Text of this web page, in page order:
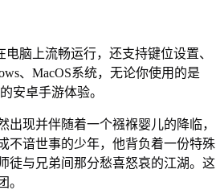
脑上流畅运行，还支持键位设置、
、MacOS系统，无论你使用的是
安卓手游体验。
现并伴随着一个襁褓婴儿的降临，
不谙世事的少年，他背负着一份特殊
徒与兄弟间那分愁喜怒哀的江湖。这
。